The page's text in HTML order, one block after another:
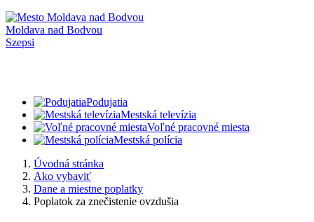
Moldava nad Bodvou
Szepsi
Podujatia
Mestská televízia
Voľné pracovné miesta
Mestská polícia
Úvodná stránka
Ako vybaviť
Dane a miestne poplatky
Poplatok za znečistenie ovzdušia